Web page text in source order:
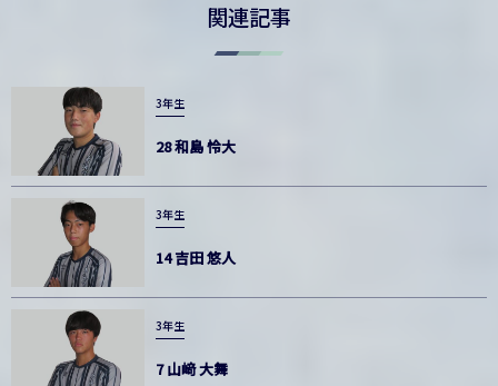
関連記事
3年生
28 和島 怜大
3年生
14 吉田 悠人
3年生
7 山﨑 大舞